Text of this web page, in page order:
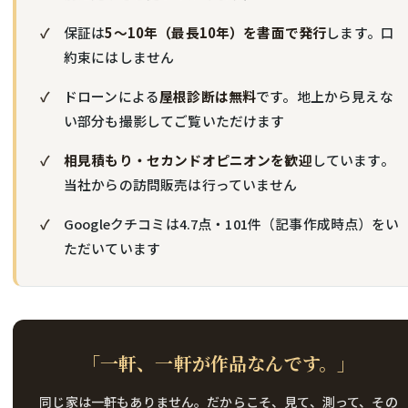
保証は5〜10年（最長10年）を書面で発行します。口
約束にはしません
ドローンによる屋根診断は無料です。地上から見えな
い部分も撮影してご覧いただけます
相見積もり・セカンドオピニオンを歓迎しています。
当社からの訪問販売は行っていません
Googleクチコミは4.7点・101件（記事作成時点）をい
ただいています
「一軒、一軒が作品なんです。」
同じ家は一軒もありません。だからこそ、見て、測って、その